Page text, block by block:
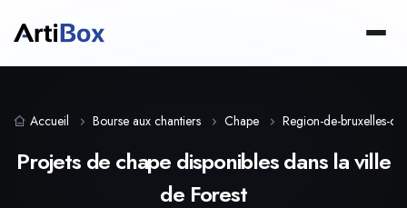
Accueil Bourse aux chantiers Chape Region-de-bruxelles-
Projets de chape disponibles dans la ville
de Forest